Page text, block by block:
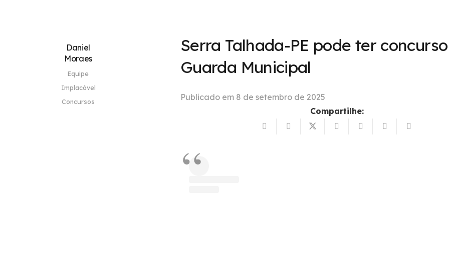
Daniel
Moraes
Equipe
Implacável
Concursos
Serra Talhada-PE pode ter
Guarda Municipal
Publicado em 8 de setembro de 2025
Compartilhe: